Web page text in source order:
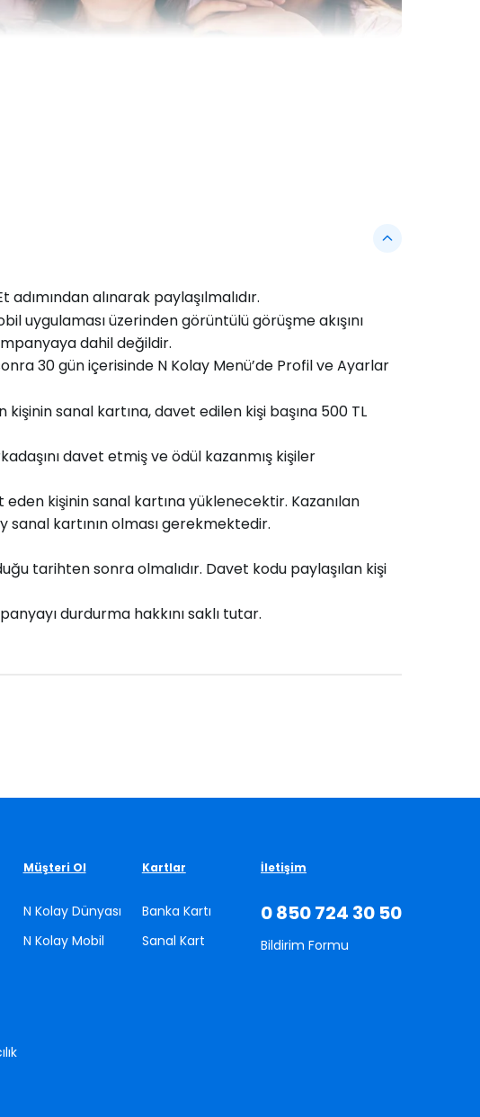
adımından alınarak paylaşılmalıdır.
uygulaması üzerinden görüntülü görüşme akışını
dahil değildir.
30 gün içerisinde N Kolay Menü’de Profil ve Ayarlar
sanal kartına, davet edilen kişi başına 500 TL
davet etmiş ve ödül kazanmış kişiler
kişinin sanal kartına yüklenecektir. Kazanılan
sanal kartının olması gerekmektedir.
tarihten sonra olmalıdır. Davet kodu paylaşılan kişi
durdurma hakkını saklı tutar.
Müşteri Ol
N Kolay Dünyası
N Kolay Mobil
Kartlar
Banka Kartı
Sanal Kart
İletişim
0 850 724 30 50
Bildirim Formu